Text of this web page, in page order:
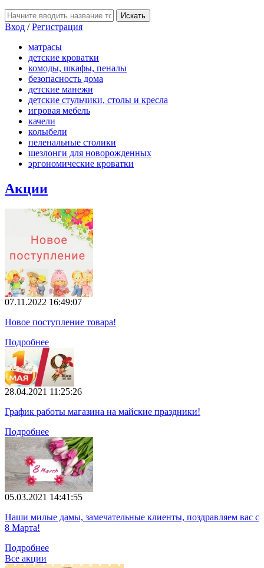
Вход /Регистрация
матрасы
детские кроватки
комоды, шкафы, пеналы
безопасность дома
детские манежи
детские стульчики, столы и кресла
игровая мебель
качели
колыбели
пеленальные столики
шезлонги для новорожденных
эргономические кроватки
Акции
07.11.2022 16:49:07
Новое поступление товара!
Подробнее
28.04.2021 11:25:26
График работы магазина на майские праздники!
Подробнее
05.03.2021 14:41:55
Наши милые дамы, замечательные клиенты, поздравляем вас с
8 Марта!
Подробнее
Все акции